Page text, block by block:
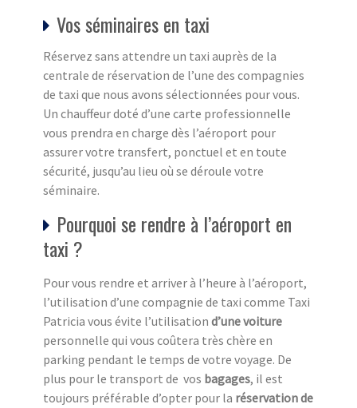
Vos séminaires en taxi
Réservez sans attendre un taxi auprès de la
centrale de réservation de l’une des compagnies
de taxi que nous avons sélectionnées pour vous.
Un chauffeur doté d’une carte professionnelle
vous prendra en charge dès l’aéroport pour
assurer votre transfert, ponctuel et en toute
sécurité, jusqu’au lieu où se déroule votre
séminaire.
Pourquoi se rendre à l’aéroport en
taxi ?
Pour vous rendre et arriver à l’heure à l’aéroport,
l’utilisation d’une compagnie de taxi comme Taxi
Patricia vous évite l’utilisation d’une voiture
personnelle qui vous coûtera très chère en
parking pendant le temps de votre voyage. De
plus pour le transport de vos bagages, il est
toujours préférable d’opter pour la réservation de